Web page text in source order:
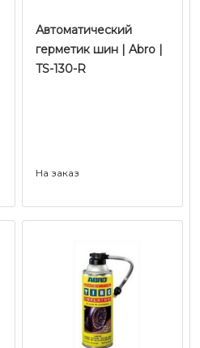
Автоматический
герметик шин | Abro |
TS-130-R
На заказ